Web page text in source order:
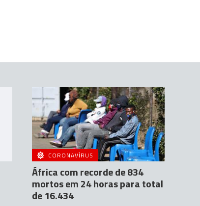
CORONAVÍRUS
África com recorde de 834
mortos em 24 horas para total
de 16.434